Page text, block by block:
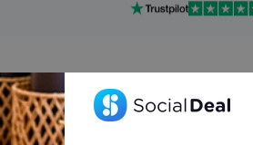
Ontdek 15.000+